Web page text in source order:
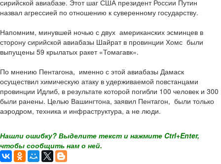
сирийской авиабазе. Этот шаг США президент России Путин
назвал агрессией по отношению к суверенному государству.
Напомним, минувшей ночью с двух американских эсминцев в
сторону сирийской авиабазы Шайрат в провинции Хомс были
выпущены 59 крылатых ракет «Томагавк».
По мнению Пентагона, именно с этой авиабазы Дамаск
осуществил химическую атаку в удерживаемой повстанцами
провинции Идлиб, в результате которой погибли 100 человек и 300
были ранены. Целью Вашингтона, заявил Пентагон, были только
аэродром, техника и инфраструктура, а не люди.
Нашли ошибку? Выделите текст и нажмите Ctrl+Enter,
чтобы сообщить нам о ней.